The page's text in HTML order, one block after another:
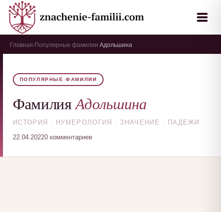
Главная Популярные фамилии Адольшина
ПОПУЛЯРНЫЕ ФАМИЛИИ
ФамилияАдольшина
ИСТОРИЯ · НУМЕРОЛОГИЯ · ЗНАЧЕНИЕ · ПАДЕЖИ
22.04.20220 комментариев